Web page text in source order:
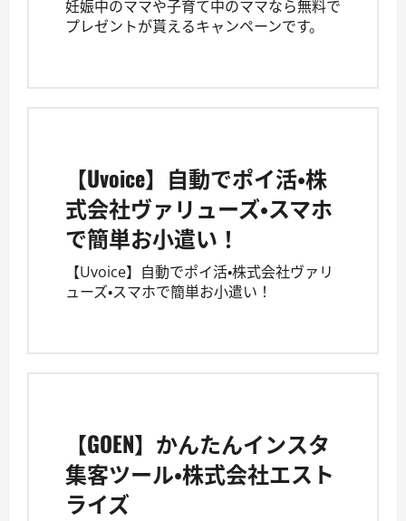
妊娠中のママや子育て中のママなら無料で
プレゼントが貰えるキャンペーンです。
【Uvoice】自動でポイ活・株
式会社ヴァリューズ・スマホ
で簡単お小遣い！
【Uvoice】自動でポイ活・株式会社ヴァリ
ューズ・スマホで簡単お小遣い！
【GOEN】かんたんインスタ
集客ツール・株式会社エスト
ライズ